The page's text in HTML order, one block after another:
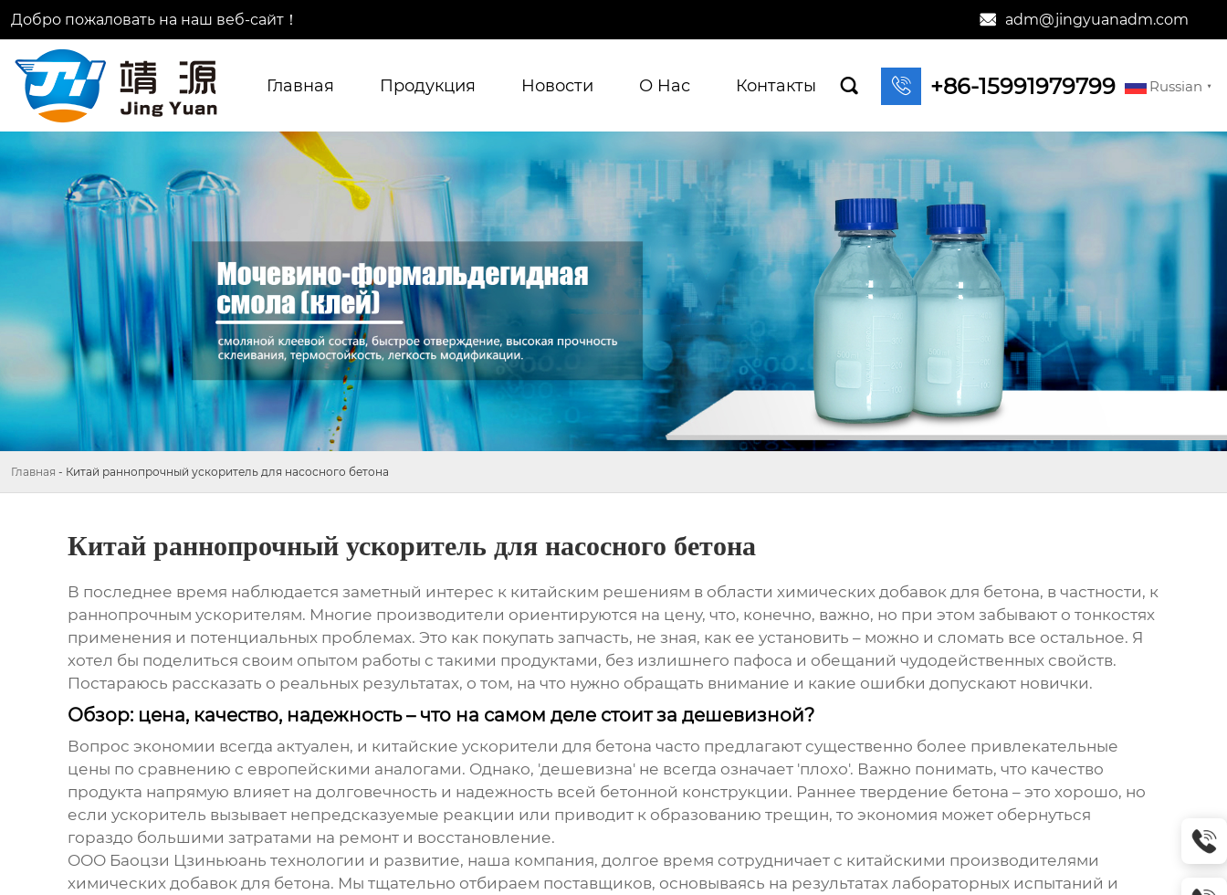
Добро пожаловать на наш веб-сайт！  adm@jingyuanadm.com
Главная Продукция Новости О Hас Контакты   +86-15991979799 Russian ▼
Главная - Китай раннопрочный ускоритель для насосного бетона
Китай раннопрочный ускоритель для насосного бетона
В последнее время наблюдается заметный интерес к китайским решениям в области химических добавок для бетона, в частности, к
раннопрочным ускорителям. Многие производители ориентируются на цену, что, конечно, важно, но при этом забывают о тонкостях
применения и потенциальных проблемах. Это как покупать запчасть, не зная, как ее установить – можно и сломать все остальное. Я
хотел бы поделиться своим опытом работы с такими продуктами, без излишнего пафоса и обещаний чудодейственных свойств.
Постараюсь рассказать о реальных результатах, о том, на что нужно обращать внимание и какие ошибки допускают новички.
Обзор: цена, качество, надежность – что на самом деле стоит за дешевизной?
Вопрос экономии всегда актуален, и китайские ускорители для бетона часто предлагают существенно более привлекательные
цены по сравнению с европейскими аналогами. Однако, 'дешевизна' не всегда означает 'плохо'. Важно понимать, что качество
продукта напрямую влияет на долговечность и надежность всей бетонной конструкции. Раннее твердение бетона – это хорошо, но
если ускоритель вызывает непредсказуемые реакции или приводит к образованию трещин, то экономия может обернуться
гораздо большими затратами на ремонт и восстановление.
ООО Баоцзи Цзиньюань технологии и развитие, наша компания, долгое время сотрудничает с китайскими производителями
химических добавок для бетона. Мы тщательно отбираем поставщиков, основываясь на результатах лабораторных испытаний и